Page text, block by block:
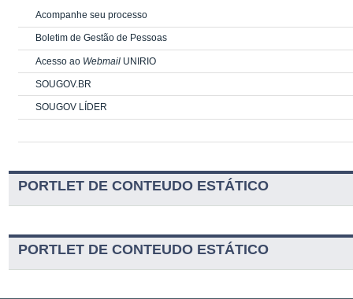
Acompanhe seu processo
Boletim de Gestão de Pessoas
Acesso ao Webmail UNIRIO
SOUGOV.BR
SOUGOV LÍDER
PORTLET DE CONTEUDO ESTÁTICO
PORTLET DE CONTEUDO ESTÁTICO